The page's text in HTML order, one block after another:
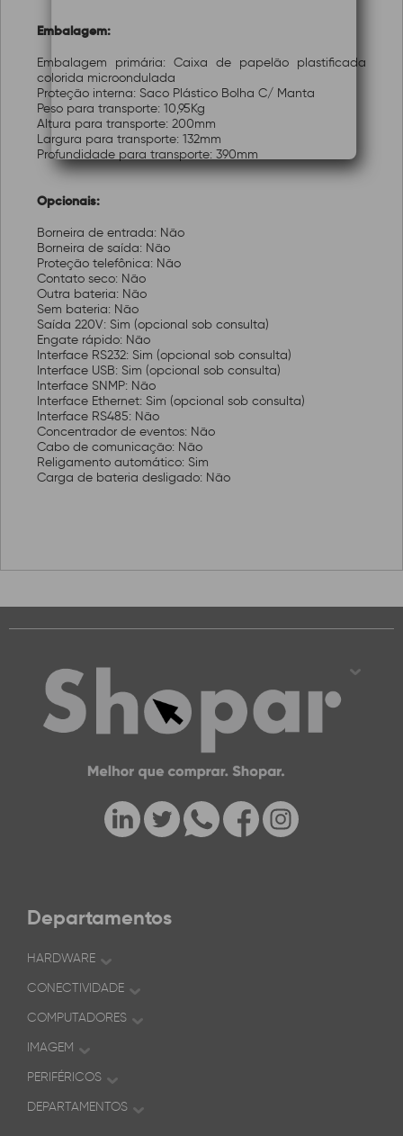
Embalagem:
Embalagem primária: Caixa de papelão plastificada
colorida microondulada
Proteção interna: Saco Plástico Bolha C/ Manta
Peso para transporte: 10,95Kg
Altura para transporte: 200mm
Largura para transporte: 132mm
Profundidade para transporte: 390mm
Opcionais:
Borneira de entrada: Não
Borneira de saída: Não
Proteção telefônica: Não
Contato seco: Não
Outra bateria: Não
Sem bateria: Não
Saída 220V: Sim (opcional sob consulta)
Engate rápido: Não
Interface RS232: Sim (opcional sob consulta)
Interface USB: Sim (opcional sob consulta)
Interface SNMP: Não
Interface Ethernet: Sim (opcional sob consulta)
Interface RS485: Não
Concentrador de eventos: Não
Cabo de comunicação: Não
Religamento automático: Sim
Carga de bateria desligado: Não
Departamentos
HARDWARE
CONECTIVIDADE
COMPUTADORES
IMAGEM
PERIFÉRICOS
DEPARTAMENTOS